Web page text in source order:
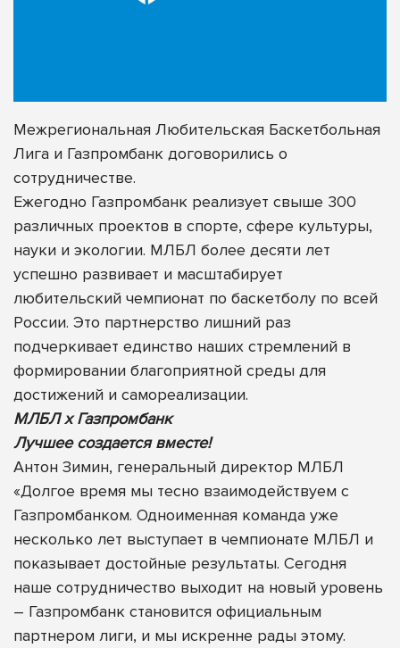
Межрегиональная Любительская Баскетбольная
Лига и Газпромбанк договорились о
сотрудничестве.
Ежегодно Газпромбанк реализует свыше 300
различных проектов в спорте, сфере культуры,
науки и экологии. МЛБЛ более десяти лет
успешно развивает и масштабирует
любительский чемпионат по баскетболу по всей
России. Это партнерство лишний раз
подчеркивает единство наших стремлений в
формировании благоприятной среды для
достижений и самореализации.
МЛБЛ х Газпромбанк
Лучшее создается вместе!
Антон Зимин, генеральный директор МЛБЛ
«Долгое время мы тесно взаимодействуем с
Газпромбанком. Одноименная команда уже
несколько лет выступает в чемпионате МЛБЛ и
показывает достойные результаты. Сегодня
наше сотрудничество выходит на новый уровень
– Газпромбанк становится официальным
партнером лиги, и мы искренне рады этому.